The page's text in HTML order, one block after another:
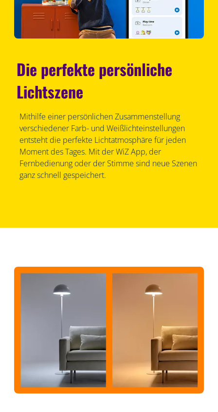
Die perfekte persönliche
Lichtszene
Mithilfe einer persönlichen Zusammenstellung
verschiedener Farb- und Weißlichteinstellungen
entsteht die perfekte Lichtatmosphäre für jeden
Moment des Tages. Mit der WiZ App, der
Fernbedienung oder der Stimme sind neue Szenen
ganz schnell gespeichert.